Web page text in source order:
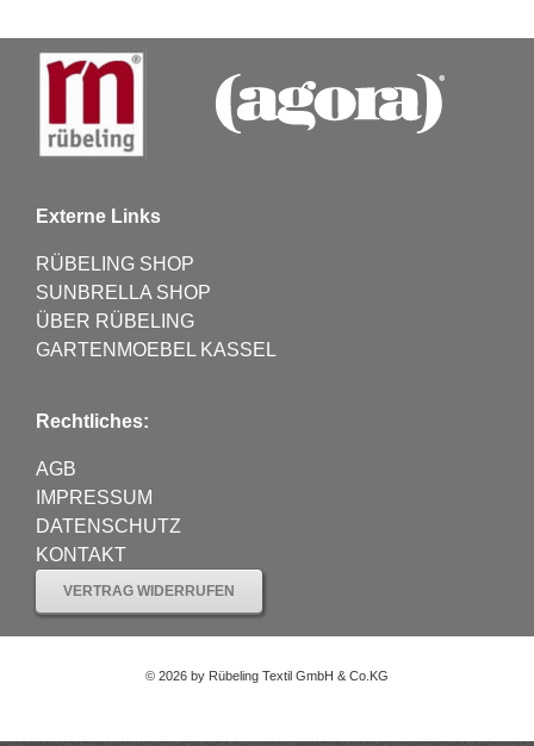
Externe Links
RÜBELING SHOP
SUNBRELLA SHOP
ÜBER RÜBELING
GARTENMOEBEL KASSEL
Rechtliches:
AGB
IMPRESSUM
DATENSCHUTZ
KONTAKT
VERTRAG WIDERRUFEN
© 2026 by Rübeling Textil GmbH & Co.KG